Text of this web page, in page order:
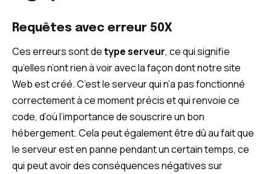
Requêtes avec erreur 50X
Ces erreurs sont detype serveur, ce qui signifie
qu’elles n’ont rien à voir avec la façon dont notre site
Web est créé. C’est le serveur qui n’a pas fonctionné
correctement à ce moment précis et qui renvoie ce
code, d’où l’importance de souscrire un bon
hébergement. Cela peut également être dû au fait que
le serveur est en panne pendant un certain temps, ce
qui peut avoir des conséquences négatives sur